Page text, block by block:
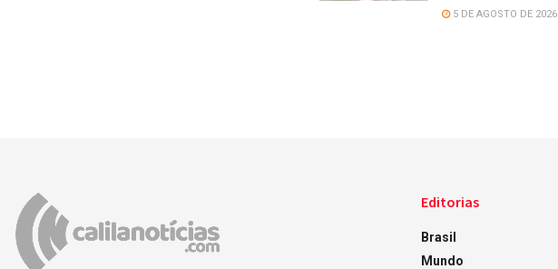
5 DE AGOSTO DE 2026
Editorias
Brasil
Mundo